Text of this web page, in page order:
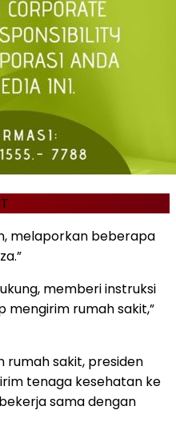
melaporkan beberapa
memberi instruksi
mengirim rumah sakit,”
rumah sakit, presiden
tenaga kesehatan ke
sama dengan